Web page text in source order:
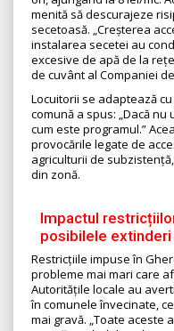
menită să descurajeze
secetoasă. „Creșterea
instalarea secetei au
excesive de apă de la
de cuvânt al Companiei
Locuitorii se adaptează
comună a spus: „Dacă nu
cum este programul.”
provocările legate de
agriculturii de
din zonă.
Impactul
posibilele
Restricțiile impuse în
probleme mai mari care
Autoritățile locale au
în comunele învecinate,
mai gravă. „Toate aceste